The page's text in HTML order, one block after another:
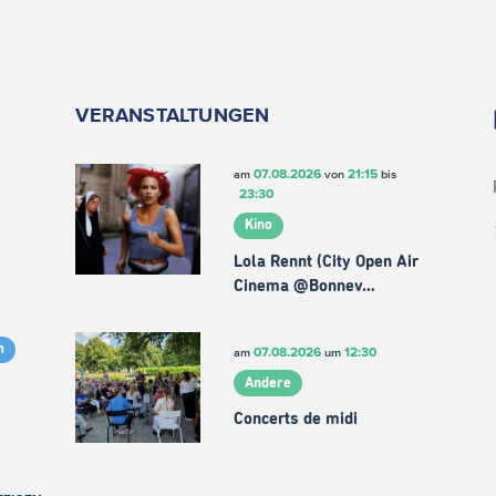
VERANSTALTUNGEN
am 07.08.2026von 21:15bis
23:30
Kino
Lola Rennt (City Open Air
Cinema @Bonnev…
am 07.08.2026um 12:30
Andere
Concerts de midi